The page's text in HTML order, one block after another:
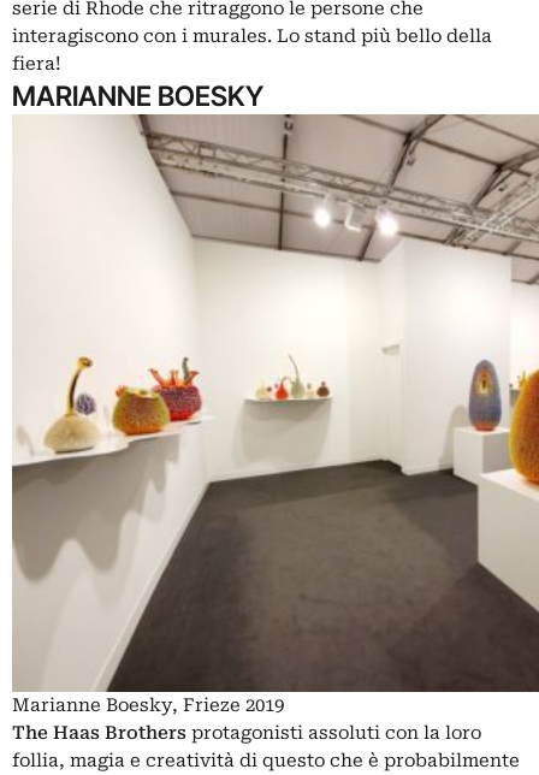
serie di Rhode che ritraggono le persone che
interagiscono con i murales. Lo stand più bello della
fiera!
MARIANNE BOESKY
Marianne Boesky, Frieze 2019
The Haas Brothers protagonisti assoluti con la loro
follia, magia e creatività di questo che è probabilmente